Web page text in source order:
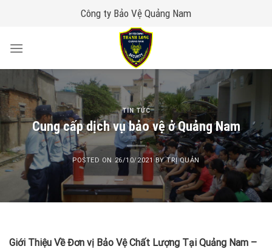
Công ty Bảo Vệ Quảng Nam
TIN TỨC
Cung cấp dịch vụ bảo vệ ở Quảng Nam
POSTED ON 26/10/2021 BYTRỊ QUẢN
Giới Thiệu Về Đơn vị Bảo Vệ Chất Lượng Tại Quảng Nam –